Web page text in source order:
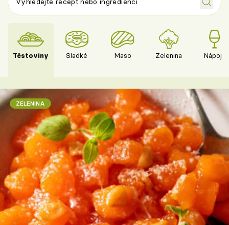
Těstoviny Sladké Maso Zelenina Nápoje
ZELENINA